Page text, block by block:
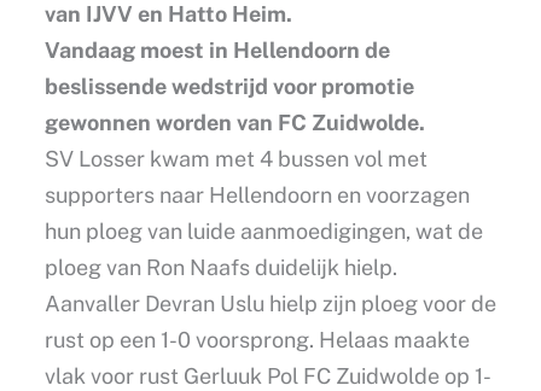
van IJVV en Hatto Heim.
Vandaag moest in Hellendoorn de
beslissende wedstrijd voor promotie
gewonnen worden van FC Zuidwolde.
SV Losser kwam met 4 bussen vol met
supporters naar Hellendoorn en voorzagen
hun ploeg van luide aanmoedigingen, wat de
ploeg van Ron Naafs duidelijk hielp.
Aanvaller Devran Uslu hielp zijn ploeg voor de
rust op een 1-0 voorsprong. Helaas maakte
vlak voor rust Gerluuk Pol FC Zuidwolde op 1-